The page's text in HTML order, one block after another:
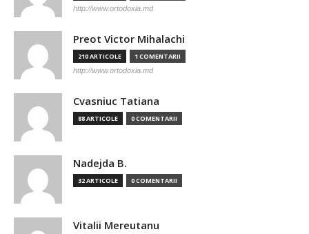
http://www.ortodoxia.md
Preot Victor Mihalachi
210 ARTICOLE 1 COMENTARII
http://www.ortodoxia.md
Cvasniuc Tatiana
88 ARTICOLE 0 COMENTARII
Nadejda B.
32 ARTICOLE 0 COMENTARII
Vitalii Mereutanu